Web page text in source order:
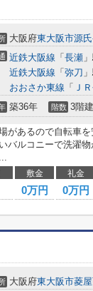
大阪府東大阪市源
近鉄大阪線 「 長瀬
近鉄大阪線 「 弥刀
おおさか東線 「 Ｊ
築36年 階数 3階建
があるので自転車
バルコニーで洗濯
敷金 礼金
0万円 0万円
大阪府東大阪市菱